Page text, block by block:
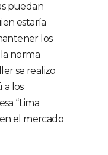
puedan
estaría
los
norma
se realizo
a los
“Lima
el mercado